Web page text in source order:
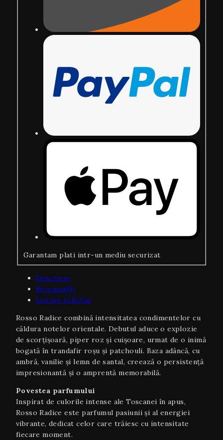
Garantam plati intr-un mediu securizat
Descriere
Recenzii(0)
Livrare si Retur
Rosso Radice combină intensitatea condimentelor cu
căldura notelor orientale. Debutul aduce o explozie
de scorțișoară, piper roz și cuișoare, urmat de o inimă
bogată în trandafir roșu și patchouli. Baza adâncă, cu
ambră, vanilie și lemn de santal, creează o persistență
impresionantă și o amprentă memorabilă.
Povestea parfumului
Inspirat de culorile intense ale Toscanei în apus,
Rosso Radice este parfumul pasiunii și al energiei
vibrante, dedicat celor care trăiesc cu intensitate
fiecare moment.